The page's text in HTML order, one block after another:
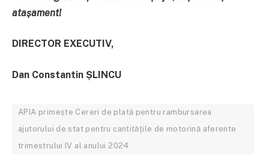
atașament!
DIRECTOR EXECUTIV,
Dan Constantin ȘLINCU
APIA primește Cereri de plată pentru rambursarea
ajutorului de stat pentru cantităţile de motorină aferente
trimestrului IV al anului 2024